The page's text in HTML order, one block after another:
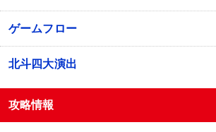
ゲームフロー
北斗四大演出
攻略情報